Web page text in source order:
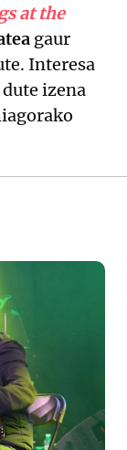
at the
gaur
Interesa
izena